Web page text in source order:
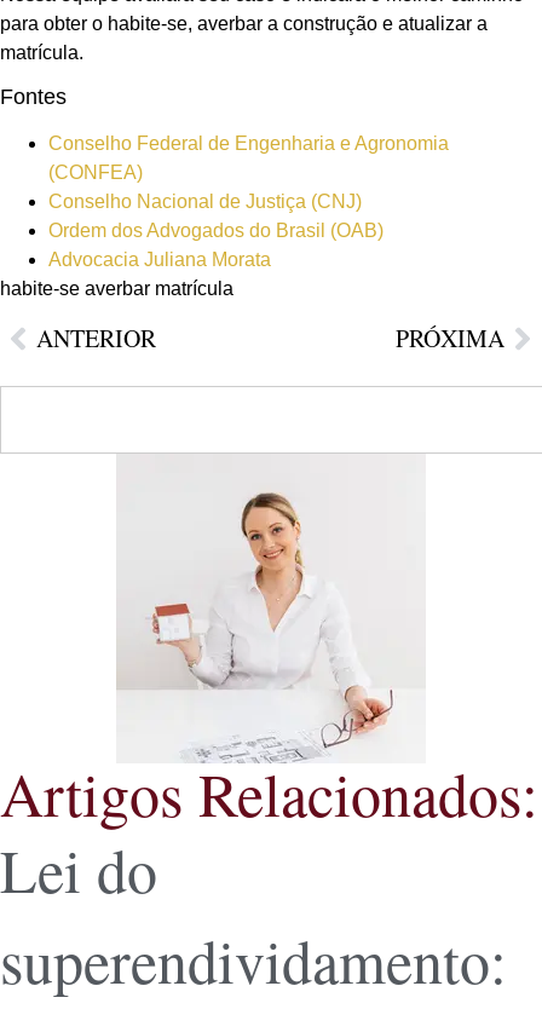
para obter o habite-se, averbar a construção e atualizar a
matrícula.
Fontes
Conselho Federal de Engenharia e Agronomia
(CONFEA)
Conselho Nacional de Justiça (CNJ)
Ordem dos Advogados do Brasil (OAB)
Advocacia Juliana Morata
habite-se averbar matrícula
ANTERIOR PRÓXIMA
Artigos Relacionados:
Lei do
superendividamento: